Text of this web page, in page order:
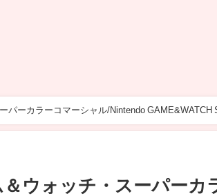
パーカラーコマーシャル/Nintendo GAME&WATCH
＆ウォッチ・スーパーカ